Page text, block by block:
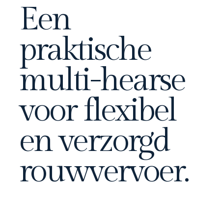
Een
praktische
multi-hearse
voor flexibel
en verzorgd
rouwvervoer.